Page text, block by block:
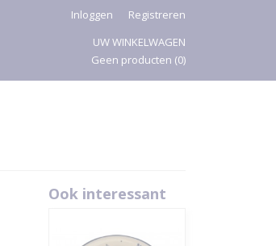
Inloggen
Registreren
UW WINKELWAGEN
Geen producten (0)
Ook interessant